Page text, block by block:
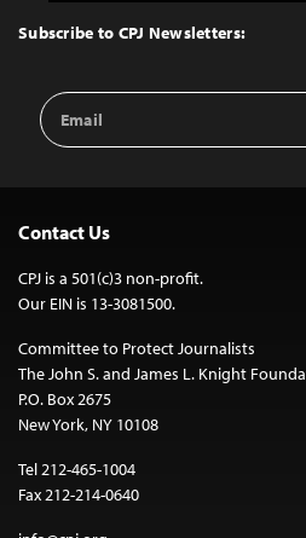
Top
Subscribe to CPJ Newsletters:
Email
Address
Contact Us
CPJ is a 501(c)3 non-profit.
Our EIN is 13-3081500.
Committee to Protect Journalists
The John S. and James L. Knight
P.O. Box 2675
New York, NY 10108
Tel 212-465-1004
Fax 212-214-0640